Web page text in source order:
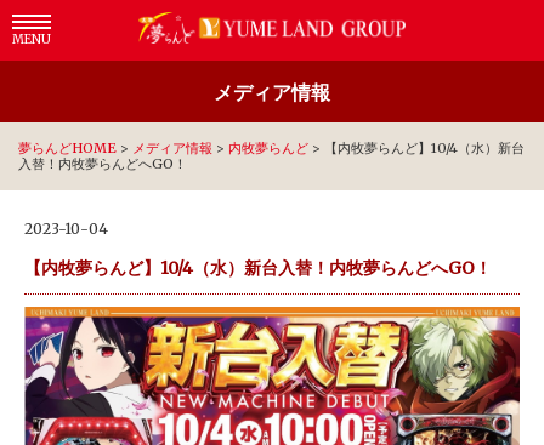
MENU
メディア情報
夢らんどHOME > メディア情報 > 内牧夢らんど >
【内牧夢らんど】10/4（水）新台
入替！内牧夢らんどへGO！
2023-10-04
【内牧夢らんど】10/4（水）新台入替！内牧夢らんどへGO！